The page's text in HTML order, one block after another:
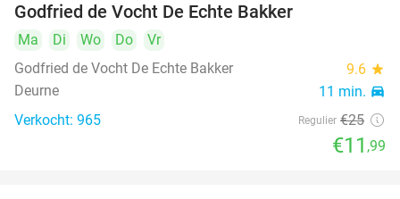
Godfried de Vocht De Echte Bakker
Ma Di Wo Do
Vr
Godfried de Vocht De Echte Bakker
9.6 star
Deurne 11 min. directions_car
Verkocht: 965 Regulier €25
€11 ,99